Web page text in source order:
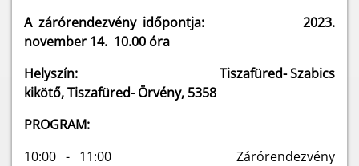
A zárórendezvény időpontja: 2023.
november 14. 10.00 óra
Helyszín: Tiszafüred- Szabics
kikötő, Tiszafüred- Örvény, 5358
PROGRAM:
10:00 - 11:00 Zárórendezvény